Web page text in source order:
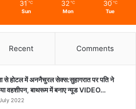
31 ℃
Sun
32 ℃
Mon
30 ℃
Tue
Recent Comments
से होटल में अननैचुरल सेक्स:सुहागरात पर पति ने
वहशीपन, बाथरूम में बनाए न्यूड VIDEO…
2022